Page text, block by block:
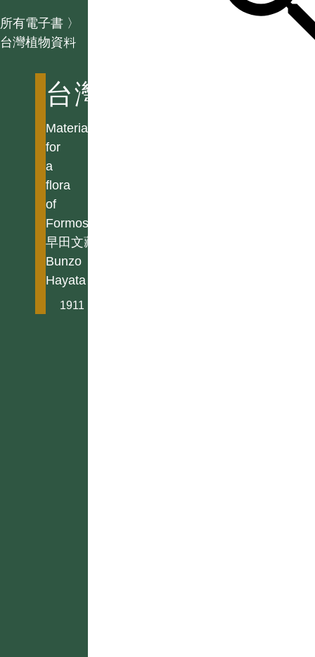
所有電子書 〉
台灣植物資料
台灣植物資料
Materials
for
a
flora
of
Formosa
早田文藏
Bunzo
Hayata
1911